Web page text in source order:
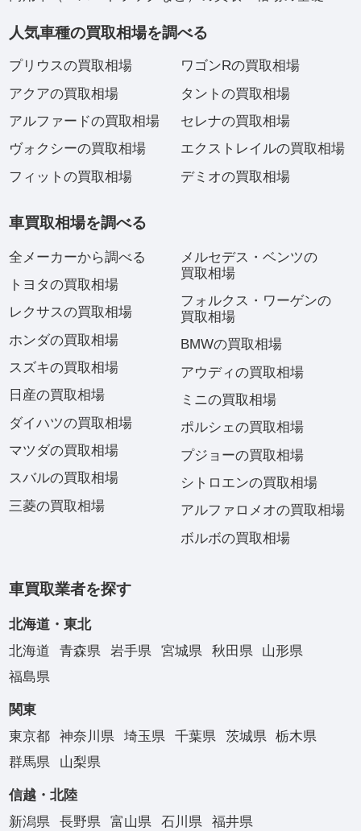
人気車種の買取相場を調べる
プリウスの買取相場
アクアの買取相場
アルファードの買取相場
ヴォクシーの買取相場
フィットの買取相場
ワゴンRの買取相場
タントの買取相場
セレナの買取相場
エクストレイルの買取相場
デミオの買取相場
車買取相場を調べる
全メーカーから調べる
トヨタの買取相場
レクサスの買取相場
ホンダの買取相場
スズキの買取相場
日産の買取相場
ダイハツの買取相場
マツダの買取相場
スバルの買取相場
三菱の買取相場
メルセデス・ベンツの
買取相場
フォルクス・ワーゲンの
買取相場
BMWの買取相場
アウディの買取相場
ミニの買取相場
ポルシェの買取相場
プジョーの買取相場
シトロエンの買取相場
アルファロメオの買取相場
ボルボの買取相場
車買取業者を探す
北海道・東北
北海道
青森県 岩手県 宮城県 秋田県
山形県
福島県
関東
東京都
神奈川県 埼玉県 千葉県 茨城県
栃木県
群馬県
山梨県
信越・北陸
新潟県
長野県 富山県 石川県 福井県